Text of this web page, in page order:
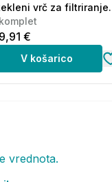
vrč za filtriranje
- zelen - 2,5 l (1
€
V košarico
vrednota.